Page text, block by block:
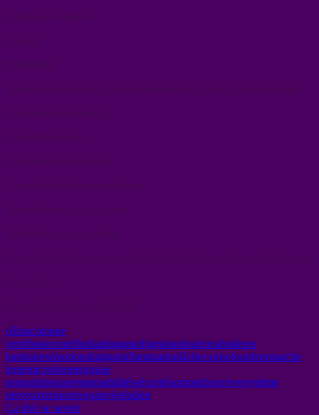
côloncolonne
vertébralecontrôlediaphragmedigestiondouleursdouleurs
lombairesémotionsfatigueinflammationlâcher-priselourdeurmarche
lentemicrobiomeorgane
sensorielpsoasresponsabilitéssécuritésommeilsurvivresystème
nerveuxtensionsveganvégétalien
Ca doit se savoir